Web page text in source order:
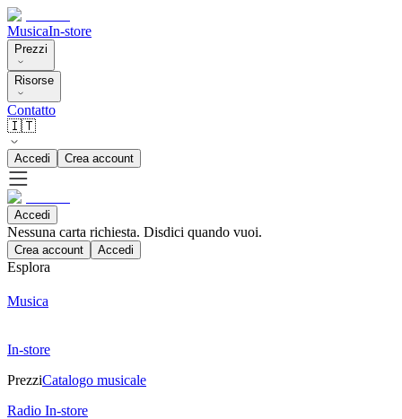
MusicaIn-store
Prezzi
Risorse
Contatto
🇮🇹
Accedi Crea account
Accedi
Nessuna carta richiesta. Disdici quando vuoi.
Crea account Accedi
Esplora
Musica
In-store
PrezziCatalogo musicale
Radio In-store